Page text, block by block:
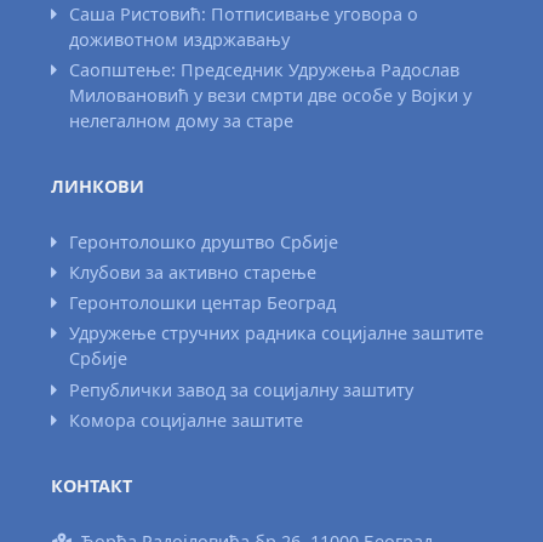
Саша Ристовић: Потписивање уговора о
доживотном издржавању
Саопштење: Председник Удружења Радослав
Миловановић у вези смрти две особе у Војки у
нелегалном дому за старе
ЛИНКОВИ
Геронтолошко друштво Србије
Клубови за активно старење
Геронтолошки центар Београд
Удружење стручних радника социјалне заштите
Србије
Републички завод за социјалну заштиту
Комора социјалне заштите
КОНТАКТ